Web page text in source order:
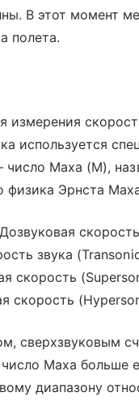
В этот момент
полета.
измерения
используется
число Маха (M),
физика Эрнста
Дозвуковая
звука
скорость
скорость
сверхзвуковым
Маха больше
диапазону